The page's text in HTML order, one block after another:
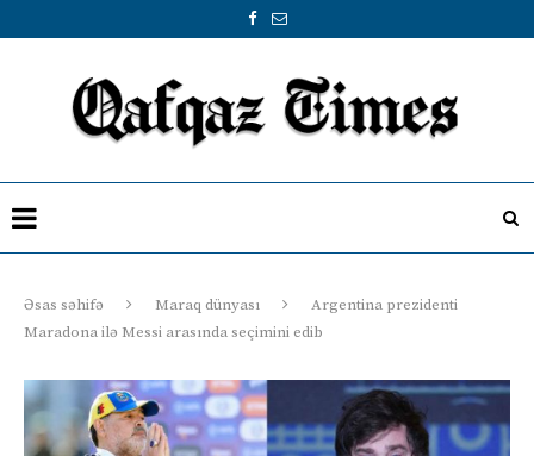
Əsas səhifə Maraq dünyası
Argentina prezidenti
Maradona ilə Messi arasında seçimini edib